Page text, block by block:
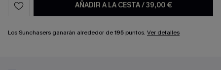
AÑADIR A LA CESTA/39,00 €
Los Sunchasers ganarán alrededor de195 puntos. Ver detalles